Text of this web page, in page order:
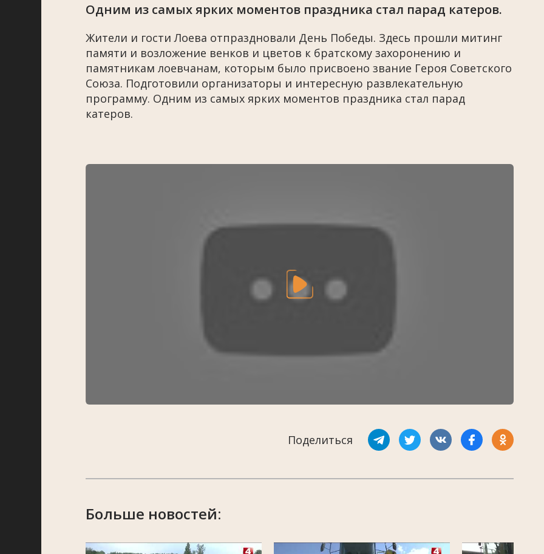
Одним из самых ярких моментов праздника стал парад катеров.
Жители и гости Лоева отпраздновали День Победы. Здесь прошли митинг
памяти и возложение венков и цветов к братскому захоронению и
памятникам лоевчанам, которым было присвоено звание Героя Советского
Союза. Подготовили организаторы и интересную развлекательную
программу. Одним из самых ярких моментов праздника стал парад
катеров.
Поделиться
Больше новостей: